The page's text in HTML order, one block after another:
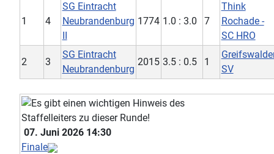
1 4
SG Eintracht
Neubrandenburg 1774 1.0 : 3.0 7
Think
Rochade -
SC HRO
2 3
SG Eintracht
Neubrandenburg
2015 3.5 : 0.5 1
SV
07. Juni 2026 14:30
Finale